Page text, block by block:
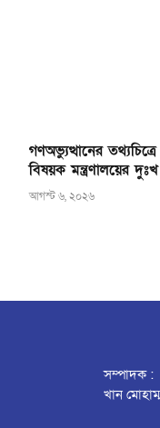
গণঅভ্যুত্থানের তথ্যচিত্রে
বিষয়ক মন্ত্রণালয়ের
আগস্ট ৬, ২০২৬
সম্পাদক :
খান